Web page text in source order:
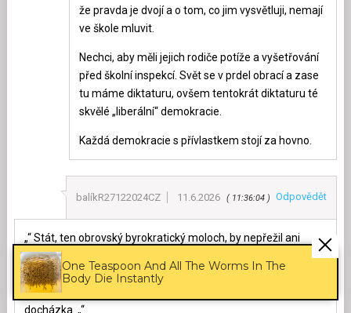
že pravda je dvojí a o tom, co jim vysvětluji, nemají
ve škole mluvit.
Nechci, aby měli jejich rodiče potíže a vyšetřování
před školní inspekcí. Svět se v prdel obrací a zase
tu máme diktaturu, ovšem tentokrát diktaturu té
skvělé „liberální“ demokracie.
Každá demokracie s přívlastkem stojí za hovno.
balíkR27122024CZ 11.6.2026 11:36:04 Odpovědět
„“ Stát, ten obrovský byrokratický moloch, by nepřežil ani
týden, kdyby jeho obyvatelé skutečně kriticky mysleli. Proto si
zavedl instituci, která má za úkol to kritické myšlení
zlikvidovat hned v zárodku. Říká se jí povinná školní
docházka. „“
One Teaspoon And All The Worms In The
Body Die Instantly